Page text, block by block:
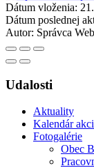
Dátum vloženia:
Dátum poslednej
Autor: Správca
Udalosti
Aktuality
Kalendár
Fotogalérie
Obec